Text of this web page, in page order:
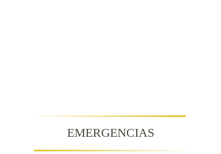
EMERGENCIAS